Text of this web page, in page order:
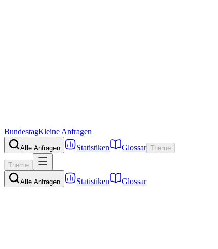
BundestagKleine Anfragen
Alle Anfragen Statistiken Glossar Theme
Theme
Alle Anfragen Statistiken Glossar